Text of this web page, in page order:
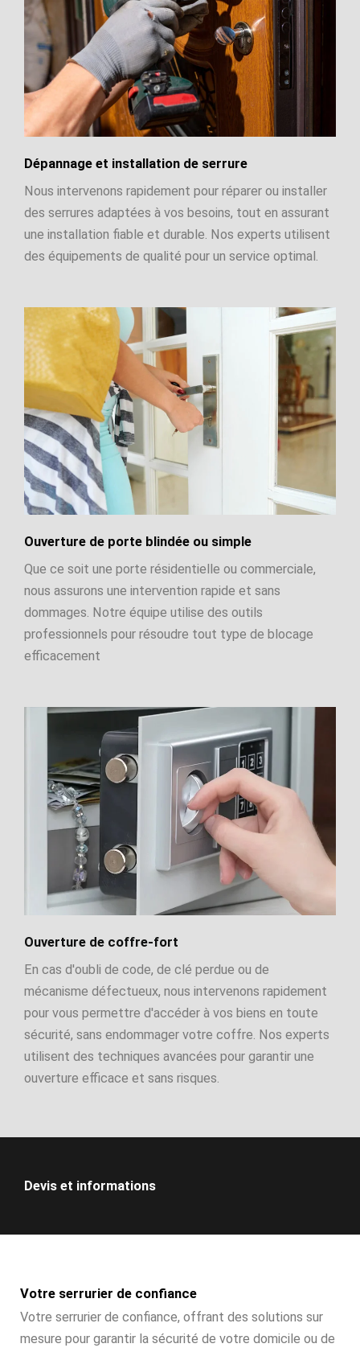
Dépannage et installation de serrure
Nous intervenons rapidement pour réparer ou installer
des serrures adaptées à vos besoins, tout en assurant
une installation fiable et durable. Nos experts utilisent
des équipements de qualité pour un service optimal.
Ouverture de porte blindée ou simple
Que ce soit une porte résidentielle ou commerciale,
nous assurons une intervention rapide et sans
dommages. Notre équipe utilise des outils
professionnels pour résoudre tout type de blocage
efficacement
Ouverture de coffre-fort
En cas d'oubli de code, de clé perdue ou de
mécanisme défectueux, nous intervenons rapidement
pour vous permettre d'accéder à vos biens en toute
sécurité, sans endommager votre coffre. Nos experts
utilisent des techniques avancées pour garantir une
ouverture efficace et sans risques.
Devis et informations
Votre serrurier de confiance
Votre serrurier de confiance, offrant des solutions sur
mesure pour garantir la sécurité de votre domicile ou de